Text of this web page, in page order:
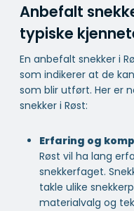
Anbefalt
typiske
En anbefalt snekker i
som indikerer at de
som blir utført. Her er
snekker i Røst:
Erfaring og
Røst vil ha lang
snekkerfaget.
takle ulike
materialvalg og